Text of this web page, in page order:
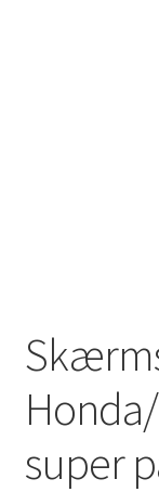
super